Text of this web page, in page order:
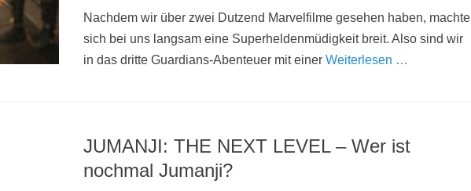
Nachdem wir über zwei Dutzend Marvelfilme gesehen haben, machte
sich bei uns langsam eine Superheldenmüdigkeit breit. Also sind wir
in das dritte Guardians-Abenteuer mit einer Weiterlesen …
JUMANJI: THE NEXT LEVEL – Wer ist
nochmal Jumanji?